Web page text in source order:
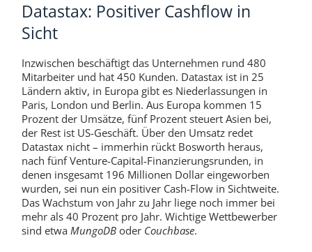
Datastax: Positiver Cashflow in
Sicht
Inzwischen beschäftigt das Unternehmen rund 480
Mitarbeiter und hat 450 Kunden. Datastax ist in 25
Ländern aktiv, in Europa gibt es Niederlassungen in
Paris, London und Berlin. Aus Europa kommen 15
Prozent der Umsätze, fünf Prozent steuert Asien bei,
der Rest ist US-Geschäft. Über den Umsatz redet
Datastax nicht – immerhin rückt Bosworth heraus,
nach fünf Venture-Capital-Finanzierungsrunden, in
denen insgesamt 196 Millionen Dollar eingeworben
wurden, sei nun ein positiver Cash-Flow in Sichtweite.
Das Wachstum von Jahr zu Jahr liege noch immer bei
mehr als 40 Prozent pro Jahr. Wichtige Wettbewerber
sind etwa MungoDBoder Couchbase.